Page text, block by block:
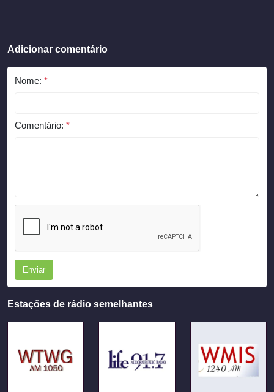
Adicionar comentário
Nome: *
Comentário: *
Enviar
Estações de rádio semelhantes